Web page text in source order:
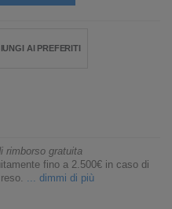
AI PREFERITI
rimborso gratuita
fino a 2.500€ in caso di
... dimmi di più